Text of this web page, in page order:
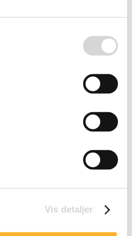
Vis detaljer